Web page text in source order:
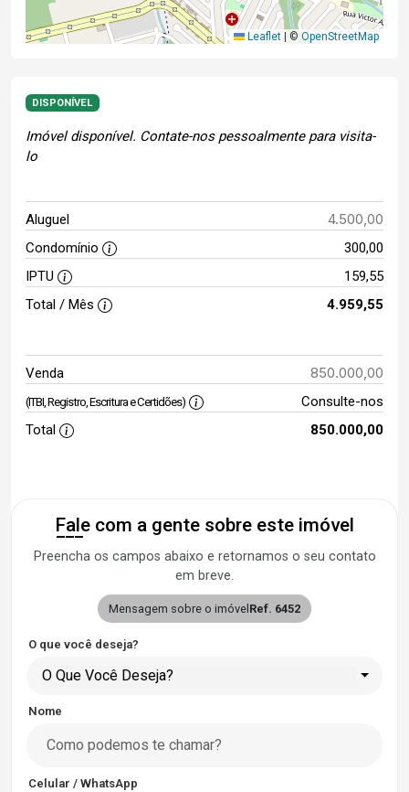
Leaflet © OpenStreetMap
DISPONÍVEL
Imóvel disponível. Contate-nos pessoalmente para visita-
lo
Aluguel 4.500,00
Condomínio
300,00
IPTU
159,55
Total / Mês
4.959,55
Venda 850.000,00
(ITBI, Registro, Escritura e Certidões)
Consulte-nos
Total
850.000,00
Fale com a gente sobre este imóvel
Preencha os campos abaixo e retornamos o seu contato
em breve.
Mensagem sobre o imóvel Ref. 6452
O que você deseja?
O Que Você Deseja?
Nome
Celular / WhatsApp